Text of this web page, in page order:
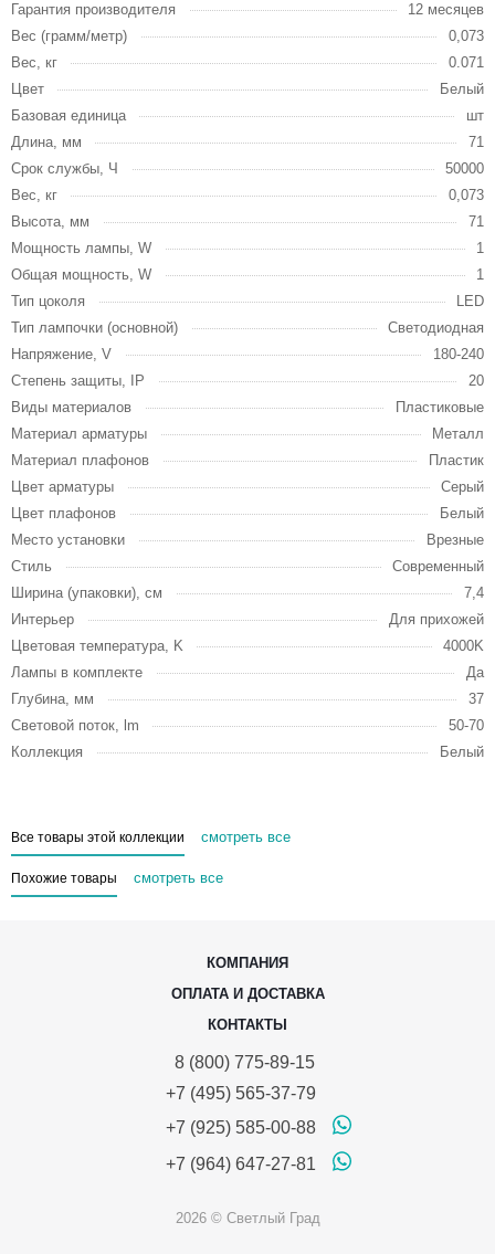
Гарантия производителя
12 месяцев
Вес (грамм/метр)
0,073
Вес, кг
0.071
Цвет
Белый
Базовая единица
шт
Длина, мм
71
Срок службы, Ч
50000
Вес, кг
0,073
Высота, мм
71
Мощность лампы, W
1
Общая мощность, W
1
Тип цоколя
LED
Тип лампочки (основной)
Светодиодная
Напряжение, V
180-240
Степень защиты, IP
20
Виды материалов
Пластиковые
Материал арматуры
Металл
Материал плафонов
Пластик
Цвет арматуры
Серый
Цвет плафонов
Белый
Место установки
Врезные
Стиль
Современный
Ширина (упаковки), см
7,4
Интерьер
Для прихожей
Цветовая температура, K
4000K
Лампы в комплекте
Да
Глубина, мм
37
Световой поток, lm
50-70
Коллекция
Белый
Все товары этой коллекции смотреть все
Похожие товары смотреть все
КОМПАНИЯ
ОПЛАТА И ДОСТАВКА
КОНТАКТЫ
8 (800) 775-89-15
+7 (495) 565-37-79
+7 (925) 585-00-88
+7 (964) 647-27-81
2026 © Светлый Град